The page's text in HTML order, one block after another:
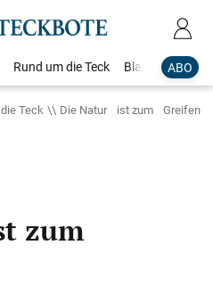
ABO
Rund um die Teck Blaulicht
Teck
Die Natur ist zum Greifen
zum